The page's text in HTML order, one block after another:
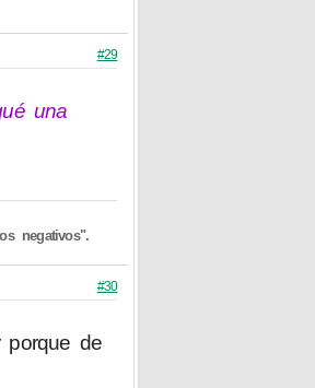
#29
una
negativos".
#30
porque de